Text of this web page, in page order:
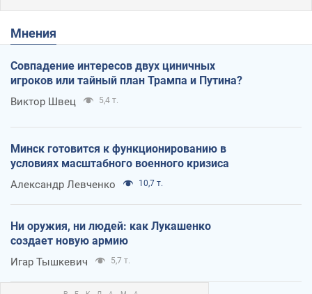
Мнения
Совпадение интересов двух циничных
игроков или тайный план Трампа и Путина?
Виктор Швец 5,4 т.
Минск готовится к функционированию в
условиях масштабного военного кризиса
Александр Левченко 10,7 т.
Ни оружия, ни людей: как Лукашенко
создает новую армию
Игар Тышкевич 5,7 т.